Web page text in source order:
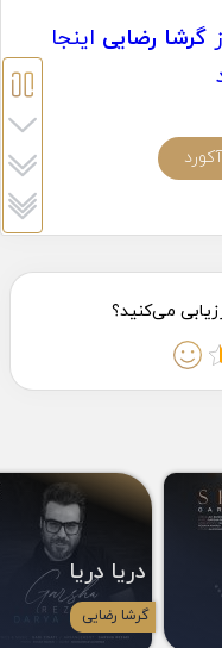
گرشا رضایی اینجا
دریا دریا
گرشا رضایی